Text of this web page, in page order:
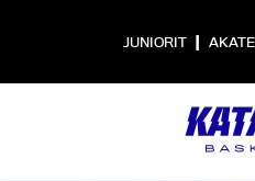
JUNIORIT |